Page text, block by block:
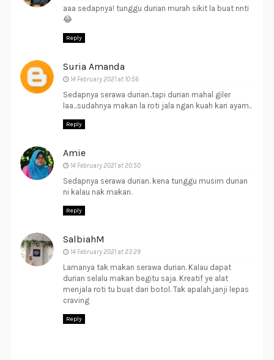
aaa sedapnya! tunggu durian murah sikit la buat nnti
😂
Reply
Suria Amanda
14 February 2021 at 10:56
Sedapnya serawa durian..tapi durian mahal giler
laa...sudahnya makan la roti jala ngan kuah kari ayam..
Reply
Amie
14 February 2021 at 20:50
Sedapnya serawa durian. kena tunggu musim durian
ni kalau nak makan.
Reply
SalbiahM
14 February 2021 at 23:29
Lamanya tak makan serawa durian. Kalau dapat
durian selalu makan begitu saja. Kreatif ye alat
menjala roti tu buat dari botol. Tak apalah,janji lepas
craving
Reply